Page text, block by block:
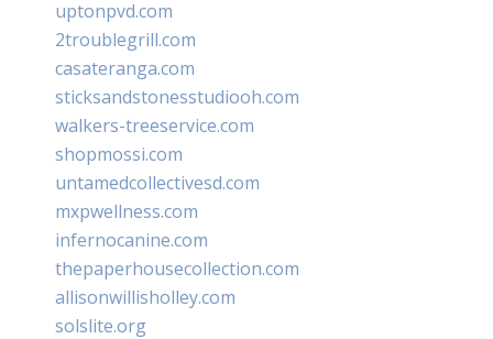
uptonpvd.com
2troublegrill.com
casateranga.com
sticksandstonesstudiooh.com
walkers-treeservice.com
shopmossi.com
untamedcollectivesd.com
mxpwellness.com
infernocanine.com
thepaperhousecollection.com
allisonwillisholley.com
solslite.org